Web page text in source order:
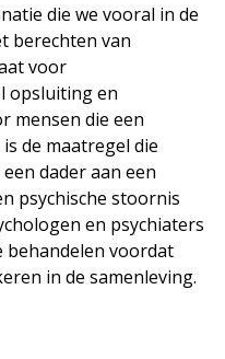
die we vooral in de
berechten van
voor
opsluiting en
mensen die een
de maatregel die
dader aan een
psychische stoornis
en psychiaters
voordat
in de samenleving.